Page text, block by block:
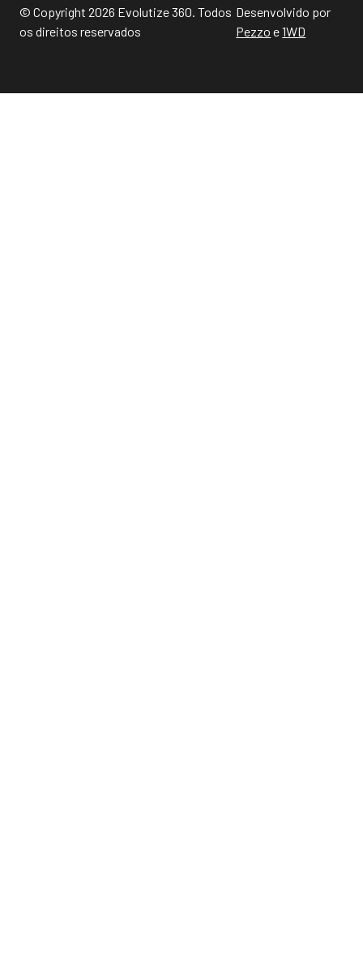
© Copyright 2026 Evolutize 360. Todos
os direitos reservados
Desenvolvido por
Pezzo e1WD